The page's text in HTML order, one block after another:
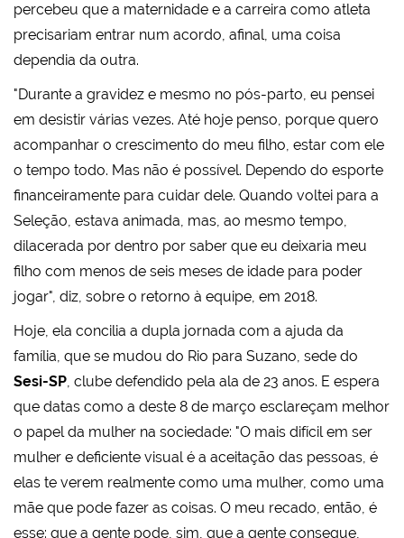
percebeu que a maternidade e a carreira como atleta
precisariam entrar num acordo, afinal, uma coisa
dependia da outra.
"Durante a gravidez e mesmo no pós-parto, eu pensei
em desistir várias vezes. Até hoje penso, porque quero
acompanhar o crescimento do meu filho, estar com ele
o tempo todo. Mas não é possível. Dependo do esporte
financeiramente para cuidar dele. Quando voltei para a
Seleção, estava animada, mas, ao mesmo tempo,
dilacerada por dentro por saber que eu deixaria meu
filho com menos de seis meses de idade para poder
jogar", diz, sobre o retorno à equipe, em 2018.
Hoje, ela concilia a dupla jornada com a ajuda da
família, que se mudou do Rio para Suzano, sede do
Sesi-SP, clube defendido pela ala de 23 anos. E espera
que datas como a deste 8 de março esclareçam melhor
o papel da mulher na sociedade: "O mais difícil em ser
mulher e deficiente visual é a aceitação das pessoas, é
elas te verem realmente como uma mulher, como uma
mãe que pode fazer as coisas. O meu recado, então, é
esse: que a gente pode, sim, que a gente consegue,